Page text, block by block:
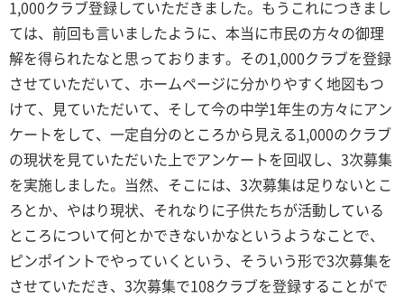
1,000クラブ登録していただきました。もうこれにつきまし
ては、前回も言いましたように、本当に市民の方々の御理
解を得られたなと思っております。その1,000クラブを登録
させていただいて、ホームページに分かりやすく地図もつ
けて、見ていただいて、そして今の中学1年生の方々にアン
ケートをして、一定自分のところから見える1,000のクラブ
の現状を見ていただいた上でアンケートを回収し、3次募集
を実施しました。当然、そこには、3次募集は足りないとこ
ろとか、やはり現状、それなりに子供たちが活動している
ところについて何とかできないかなというようなことで、
ピンポイントでやっていくという、そういう形で3次募集を
させていただき、3次募集で108クラブを登録することがで